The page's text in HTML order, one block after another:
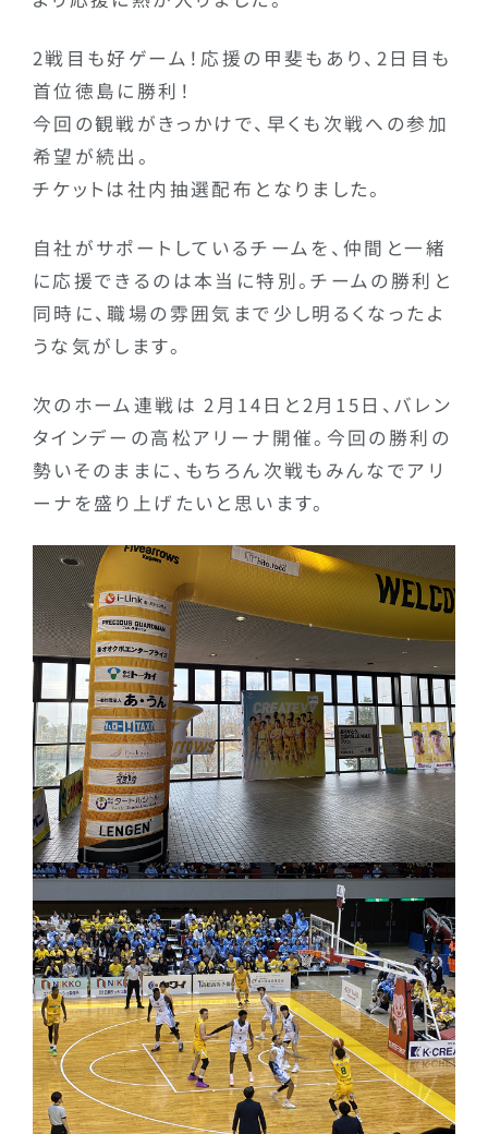
2戦目も好ゲーム！応援の甲斐もあり、2日目も
首位徳島に勝利！
今回の観戦がきっかけで、早くも次戦への参加
希望が続出。
チケットは社内抽選配布となりました。
自社がサポートしているチームを、仲間と一緒
に応援できるのは本当に特別。チームの勝利と
同時に、職場の雰囲気まで少し明るくなったよ
うな気がします。
次のホーム連戦は 2月14日と2月15日、バレン
タインデーの高松アリーナ開催。今回の勝利の
勢いそのままに、もちろん次戦もみんなでアリ
ーナを盛り上げたいと思います。